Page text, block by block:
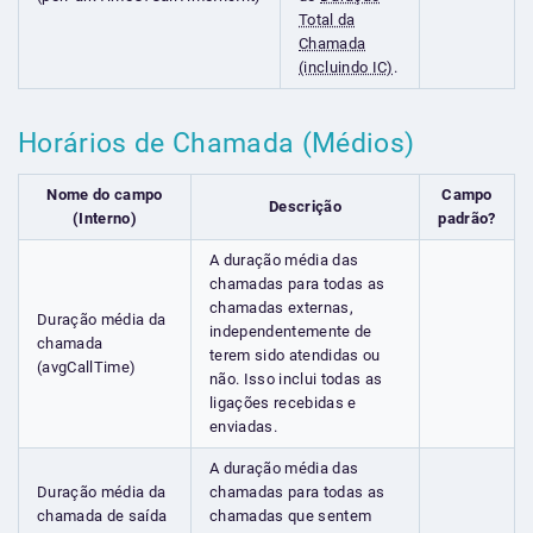
Total da
Chamada
(incluindo IC) .
Horários de Chamada (Médios)
Nome do campo
(Interno)
Descrição
Campo
padrão?
Duração média da
chamada
(avgCallTime)
A duração média das
chamadas para todas as
chamadas externas,
independentemente de
terem sido atendidas ou
não. Isso inclui todas as
ligações recebidas e
enviadas.
Duração média da
chamada de saída
A duração média das
chamadas para todas as
chamadas que sentem